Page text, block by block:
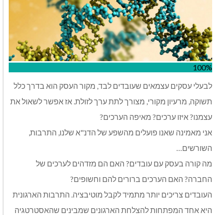
100%
לבעלי עסקים עצמאים שעובדים לבד, מקור העסק הוא בדרך כלל
תשוקה, מרעיון מקורי, מצורך לתת ערך לזולת. אז אפשר לשאול את
עצמנו? איזו ערכים? מאיפה הערכים?
אני מאמינה שאנו פועלים מהשפע של הדנ"א שלנו, התרבות,
השורשים…
מה קורה בעסק עם עובדים? האם הם מזדהים לערכים של
החברה? האם הערכים ברורים להם וחשופים?
העובדים צריכים יותר מתמיד לקבל מוטיבציה. התרבות הארגונית
היא אחד המפתחות להצלחת הארגונים שמבינים שהאסטרטגיה